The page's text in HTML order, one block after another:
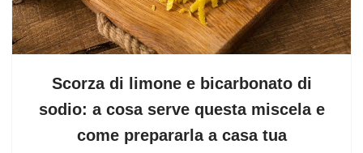
Scorza di limone e bicarbonato di
sodio: a cosa serve questa miscela e
come prepararla a casa tua